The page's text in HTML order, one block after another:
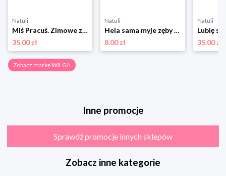
Natuli
Miś Pracuś. Zimowe zabawy Wilga
35.00 zł
Natuli
Hela sama myje zęby Wilga
8.00 zł
Natuli
Lubię
35.00 zł
Zobacz markę WILGA
Inne promocje
Sprawdź promocje innych sklepów
Zobacz inne kategorie